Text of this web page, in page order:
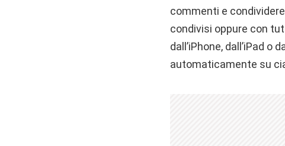
commenti e
condivisi oppure con
dall’iPhone, dall’iPad
automaticamente su